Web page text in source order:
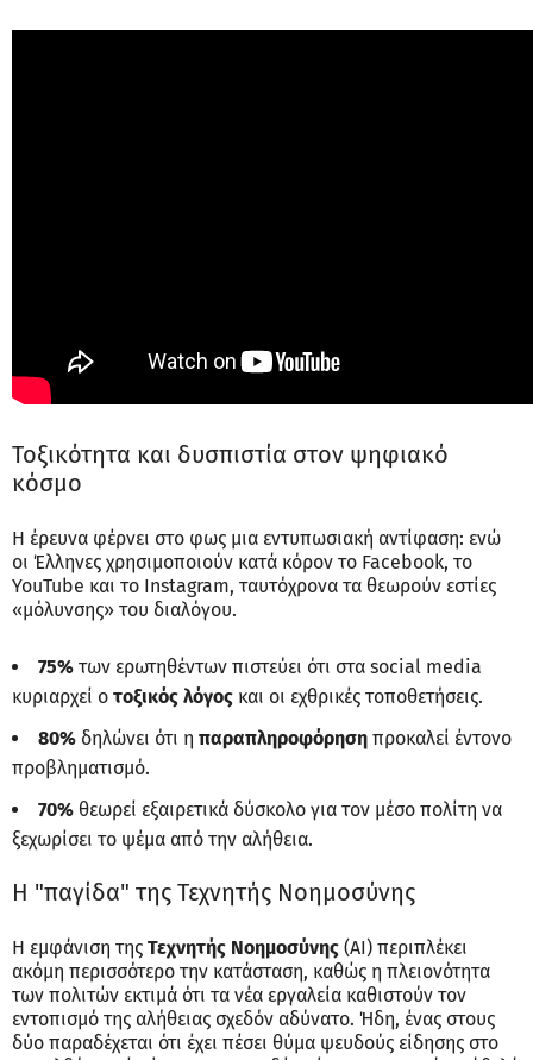
Τοξικότητα και δυσπιστία στον ψηφιακό
κόσμο
Η έρευνα φέρνει στο φως μια εντυπωσιακή αντίφαση: ενώ
οι Έλληνες χρησιμοποιούν κατά κόρον το Facebook, το
YouTube και το Instagram, ταυτόχρονα τα θεωρούν εστίες
«μόλυνσης» του διαλόγου.
75% των ερωτηθέντων πιστεύει ότι στα social media
κυριαρχεί ο τοξικός λόγος και οι εχθρικές τοποθετήσεις.
80% δηλώνει ότι η παραπληροφόρηση προκαλεί έντονο
προβληματισμό.
70% θεωρεί εξαιρετικά δύσκολο για τον μέσο πολίτη να
ξεχωρίσει το ψέμα από την αλήθεια.
Η "παγίδα" της Τεχνητής Νοημοσύνης
Η εμφάνιση της Τεχνητής Νοημοσύνης (AI) περιπλέκει
ακόμη περισσότερο την κατάσταση, καθώς η πλειονότητα
των πολιτών εκτιμά ότι τα νέα εργαλεία καθιστούν τον
εντοπισμό της αλήθειας σχεδόν αδύνατο. Ήδη, ένας στους
δύο παραδέχεται ότι έχει πέσει θύμα ψευδούς είδησης στο